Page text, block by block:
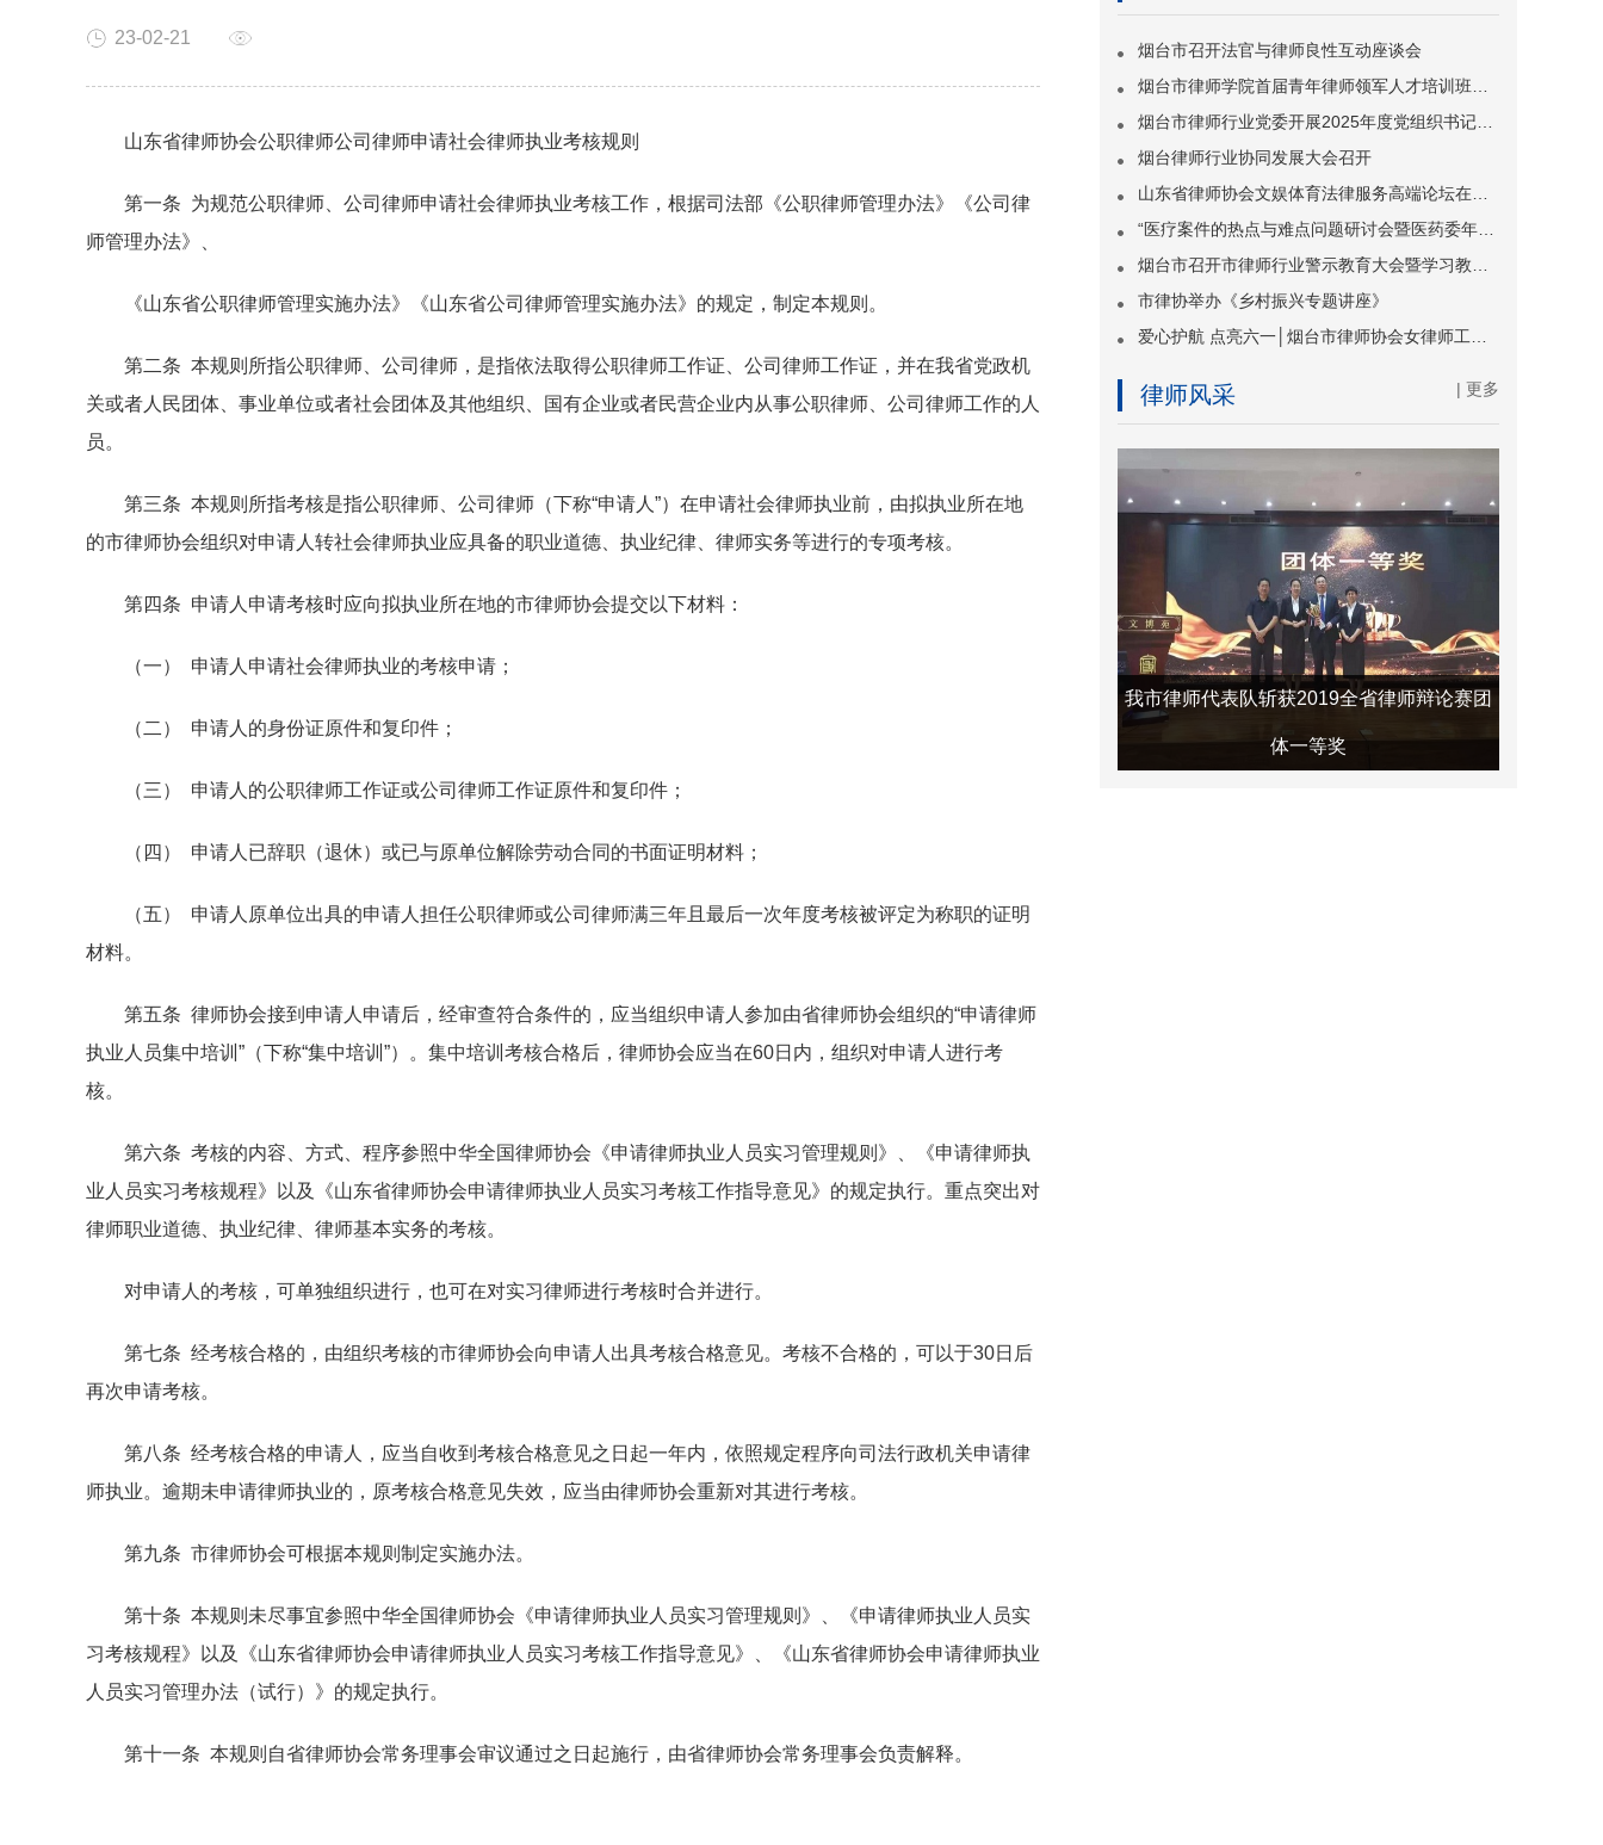
23-02-21
山东省律师协会公职律师公司律师申请社会律师执业考核规则
第一条 为规范公职律师、公司律师申请社会律师执业考核工作，根据司法部《公职律师管理办法》《公司律
师管理办法》、
《山东省公职律师管理实施办法》《山东省公司律师管理实施办法》的规定，制定本规则。
第二条 本规则所指公职律师、公司律师，是指依法取得公职律师工作证、公司律师工作证，并在我省党政机
关或者人民团体、事业单位或者社会团体及其他组织、国有企业或者民营企业内从事公职律师、公司律师工作的人
员。
第三条 本规则所指考核是指公职律师、公司律师（下称“申请人”）在申请社会律师执业前，由拟执业所在地
的市律师协会组织对申请人转社会律师执业应具备的职业道德、执业纪律、律师实务等进行的专项考核。
第四条 申请人申请考核时应向拟执业所在地的市律师协会提交以下材料：
（一） 申请人申请社会律师执业的考核申请；
（二） 申请人的身份证原件和复印件；
（三） 申请人的公职律师工作证或公司律师工作证原件和复印件；
（四） 申请人已辞职（退休）或已与原单位解除劳动合同的书面证明材料；
（五） 申请人原单位出具的申请人担任公职律师或公司律师满三年且最后一次年度考核被评定为称职的证明
材料。
第五条 律师协会接到申请人申请后，经审查符合条件的，应当组织申请人参加由省律师协会组织的“申请律师
执业人员集中培训”（下称“集中培训”）。集中培训考核合格后，律师协会应当在60日内，组织对申请人进行考
核。
第六条 考核的内容、方式、程序参照中华全国律师协会《申请律师执业人员实习管理规则》、《申请律师执
业人员实习考核规程》以及《山东省律师协会申请律师执业人员实习考核工作指导意见》的规定执行。重点突出对
律师职业道德、执业纪律、律师基本实务的考核。
对申请人的考核，可单独组织进行，也可在对实习律师进行考核时合并进行。
第七条 经考核合格的，由组织考核的市律师协会向申请人出具考核合格意见。考核不合格的，可以于30日后
再次申请考核。
第八条 经考核合格的申请人，应当自收到考核合格意见之日起一年内，依照规定程序向司法行政机关申请律
师执业。逾期未申请律师执业的，原考核合格意见失效，应当由律师协会重新对其进行考核。
第九条 市律师协会可根据本规则制定实施办法。
第十条 本规则未尽事宜参照中华全国律师协会《申请律师执业人员实习管理规则》、《申请律师执业人员实
习考核规程》以及《山东省律师协会申请律师执业人员实习考核工作指导意见》、《山东省律师协会申请律师执业
人员实习管理办法（试行）》的规定执行。
第十一条 本规则自省律师协会常务理事会审议通过之日起施行，由省律师协会常务理事会负责解释。
烟台市召开法官与律师良性互动座谈会
烟台律师行业协同发展大会召开
市律协举办《乡村振兴专题讲座》
律师风采 | 更多
我市律师代表队斩获2019全省律师辩论赛团
体一等奖